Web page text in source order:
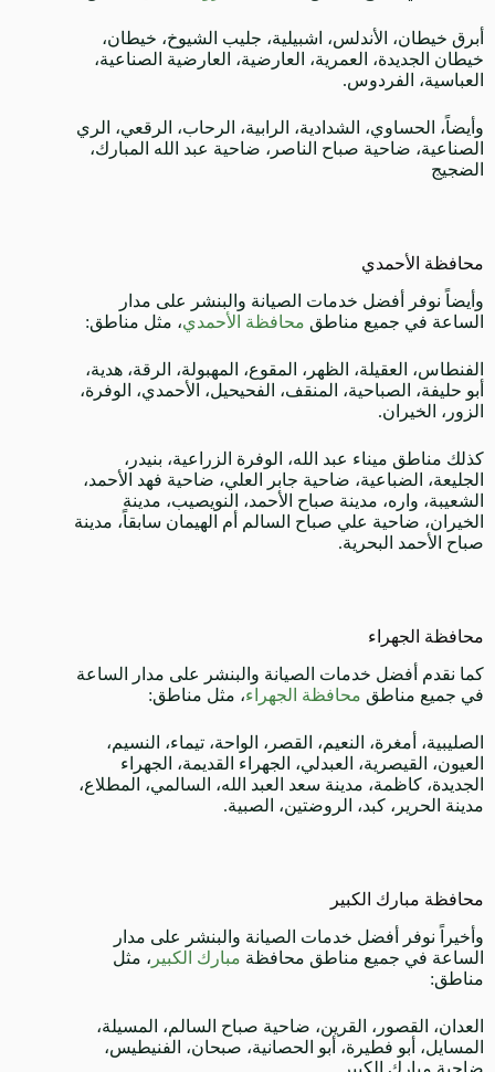
أبرق خيطان، الأندلس، اشبيلية، جليب الشيوخ، خيطان،
خيطان الجديدة، العمرية، العارضية، العارضية الصناعية،
العباسية، الفردوس.
وأيضاً، الحساوي، الشدادية، الرابية، الرحاب، الرقعي، الري
الصناعية، ضاحية صباح الناصر، ضاحية عبد الله المبارك،
الضجيج
محافظة الأحمدي
وأيضاً نوفر أفضل خدمات الصيانة والبنشر على مدار
الساعة في جميع مناطق محافظة الأحمدي، مثل مناطق:
الفنطاس، العقيلة، الظهر، المقوع، المهبولة، الرقة، هدية،
أبو حليفة، الصباحية، المنقف، الفحيحيل، الأحمدي، الوفرة،
الزور، الخيران.
كذلك مناطق ميناء عبد الله، الوفرة الزراعية، بنيدر،
الجليعة، الضباعية، ضاحية جابر العلي، ضاحية فهد الأحمد،
الشعيبة، واره، مدينة صباح الأحمد، النويصيب، مدينة
الخيران، ضاحية علي صباح السالم أم الهيمان سابقاً، مدينة
صباح الأحمد البحرية.
محافظة الجهراء
كما نقدم أفضل خدمات الصيانة والبنشر على مدار الساعة
في جميع مناطق محافظة الجهراء، مثل مناطق:
الصليبية، أمغرة، النعيم، القصر، الواحة، تيماء، النسيم،
العيون، القيصرية، العبدلي، الجهراء القديمة، الجهراء
الجديدة، كاظمة، مدينة سعد العبد الله، السالمي، المطلاع،
مدينة الحرير، كبد، الروضتين، الصبية.
محافظة مبارك الكبير
وأخيراً نوفر أفضل خدمات الصيانة والبنشر على مدار
الساعة في جميع مناطق محافظة مبارك الكبير ، مثل
مناطق:
العدان، القصور، القرين، ضاحية صباح السالم، المسيلة،
المسايل، أبو فطيرة، أبو الحصانية، صبحان، الفنيطيس،
ضاحية مبارك الكبير.